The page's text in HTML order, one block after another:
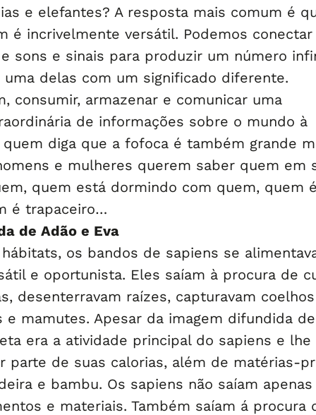
e elefantes? A resposta mais comum é
é incrivelmente versátil. Podemos conectar
sons e sinais para produzir um número
uma delas com um significado diferente.
consumir, armazenar e comunicar uma
de informações sobre o mundo à
quem diga que a fofoca é também grande
e mulheres querem saber quem em
quem está dormindo com quem, quem
é trapaceiro…
de Adão e Eva
os bandos de sapiens se
e oportunista. Eles saíam à procura de
desenterravam raízes, capturavam
e mamutes. Apesar da imagem difundida de
era a atividade principal do sapiens e lhe
parte de suas calorias, além de matérias-
e bambu. Os sapiens não saíam apenas
e materiais. Também saíam á procura